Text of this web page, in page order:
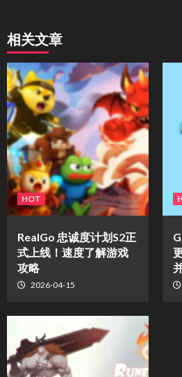
相关文章
HOT
​RealGo 忠诚度计划S2正
式上线！速度了解游戏
攻略
2026-04-15